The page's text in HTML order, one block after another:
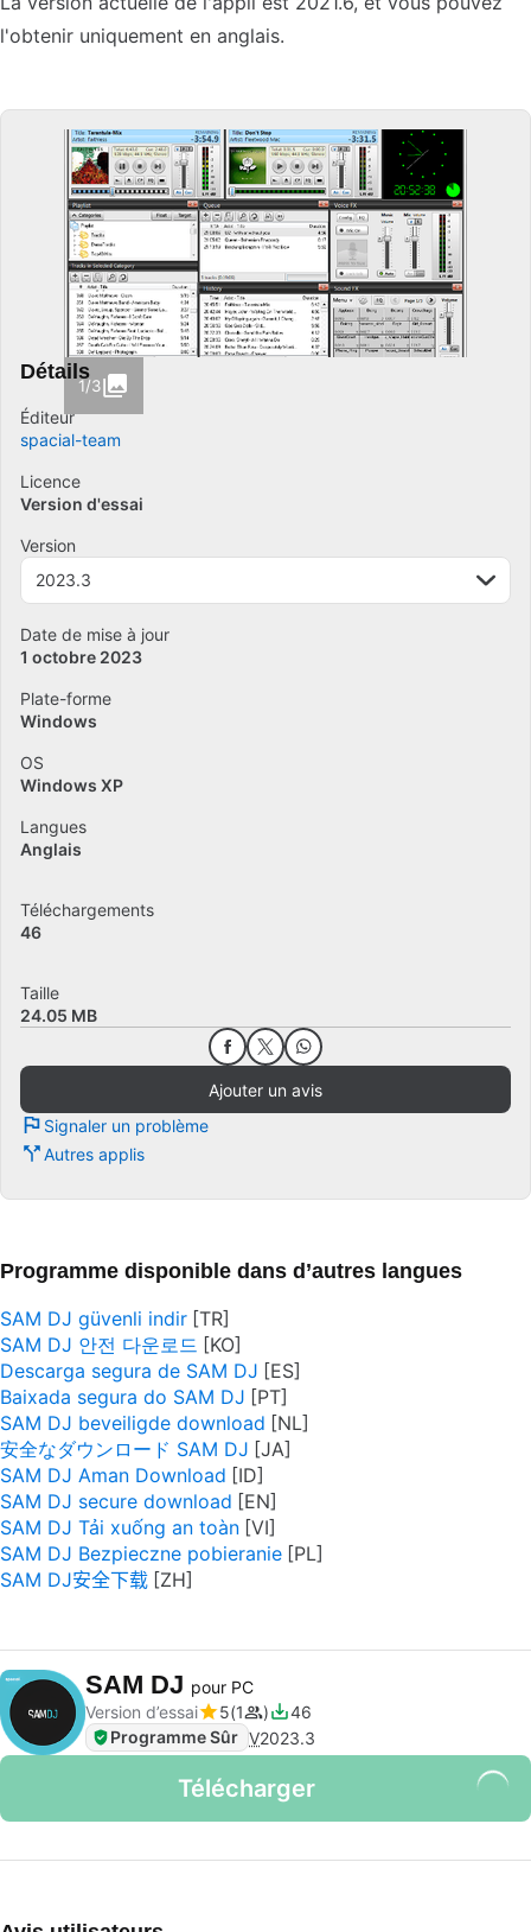
l'obtenir uniquement en anglais.
1/3
Détails
Éditeur
spacial-team
Licence
Version d'essai
Version
2023.3
Date de mise à jour
1 octobre 2023
Plate-forme
Windows
OS
Windows XP
Langues
Anglais
Téléchargements
46
Taille
24.05 MB
Ajouter un avis
Signaler un problème
Autres applis
Programme disponible dans d’autres langues
SAM DJ güvenli indir
SAM DJ 안전 다운로드
Descarga segura de SAM DJ
Baixada segura do SAM DJ
SAM DJ beveiligde download
安全なダウンロード SAM DJ
SAM DJ Aman Download
SAM DJ secure download
SAM DJ Tải xuống an toàn
SAM DJ Bezpieczne pobieranie
SAM DJ安全下载
SAM DJ pour PC
Version d’essai
5 1
46
Programme Sûr V2023.3
Télécharger